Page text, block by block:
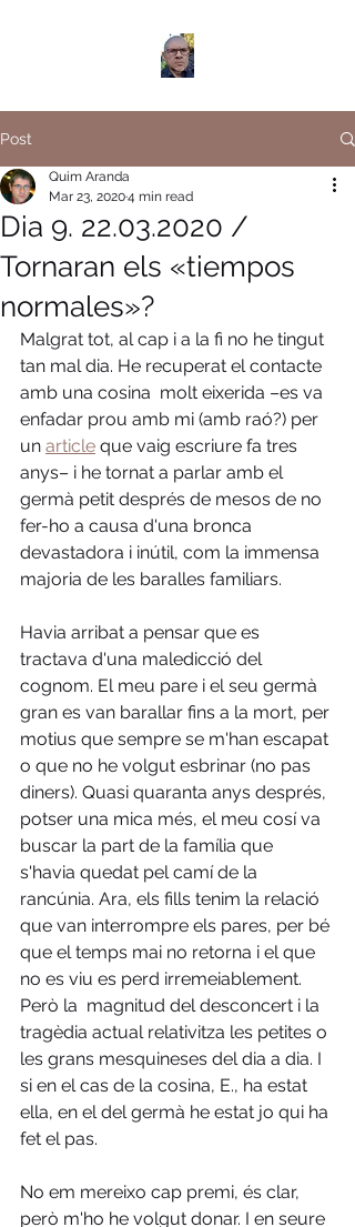
Post
Dia 9. 22.03.2020 /
Tornaran els «tiempos
normales»?
Quim Aranda
Mar 23, 20204 min read
Malgrat tot, al cap i a la fi no he tingut
tan mal dia. He recuperat el contacte
amb una cosina  molt eixerida –es va
enfadar prou amb mi (amb raó?) per
un article que vaig escriure fa tres
anys– i he tornat a parlar amb el
germà petit després de mesos de no
fer-ho a causa d'una bronca
devastadora i inútil, com la immensa
majoria de les baralles familiars.
Havia arribat a pensar que es
tractava d'una maledicció del
cognom. El meu pare i el seu germà
gran es van barallar fins a la mort, per
motius que sempre se m'han escapat
o que no he volgut esbrinar (no pas
diners). Quasi quaranta anys després,
potser una mica més, el meu cosí va
buscar la part de la família que
s'havia quedat pel camí de la
rancúnia. Ara, els fills tenim la relació
que van interrompre els pares, per bé
que el temps mai no retorna i el que
no es viu es perd irremeiablement.
Però la  magnitud del desconcert i la
tragèdia actual relativitza les petites o
les grans mesquineses del dia a dia. I
si en el cas de la cosina, E., ha estat
ella, en el del germà he estat jo qui ha
fet el pas.
No em mereixo cap premi, és clar,
però m'ho he volgut donar. I en seure